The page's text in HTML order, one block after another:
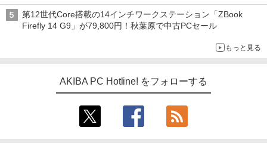
第12世代Core搭載の14インチワークステーション「ZBook
Firefly 14 G9」が79,800円！秋葉原で中古PCセール
もっと見る
AKIBA PC Hotline! をフォローする